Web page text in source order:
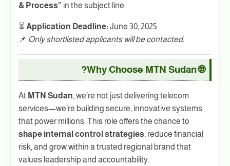
& Process” in the subject line.
⏳ Application Deadline: June 30, 2025
📌 Only shortlisted applicants will be contacted.
🌐 Why Choose MTN Sudan?
At MTN Sudan, we’re not just delivering telecom
services—we’re building secure, innovative systems
that power millions. This role offers the chance to
shape internal control strategies, reduce financial
risk, and grow within a trusted regional brand that
values leadership and accountability.